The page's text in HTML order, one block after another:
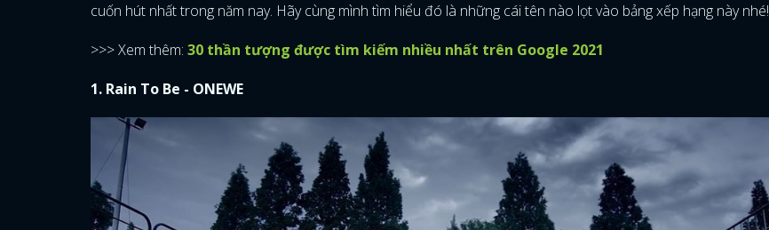
cuốn hút nhất trong năm nay. Hãy cùng mình tìm hiểu đó là những cái tên nào lọt vào bảng xếp hạng này nhé!
>>> Xem thêm: 30 thần tượng được tìm kiếm nhiều nhất trên Google 2021
1. Rain To Be - ONEWE